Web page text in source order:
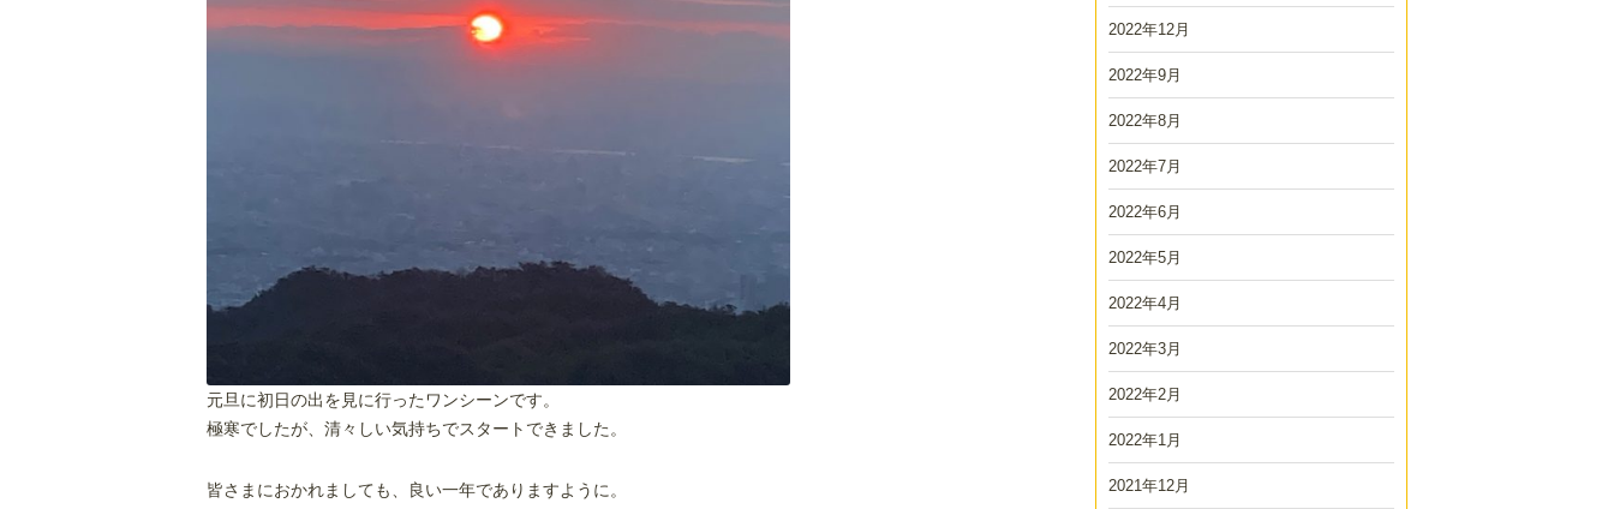
元旦に初日の出を見に行ったワンシーンです。
極寒でしたが、清々しい気持ちでスタートできました。
皆さまにおかれましても、良い一年でありますように。
2022年12月
2022年9月
2022年8月
2022年7月
2022年6月
2022年5月
2022年4月
2022年3月
2022年2月
2022年1月
2021年12月